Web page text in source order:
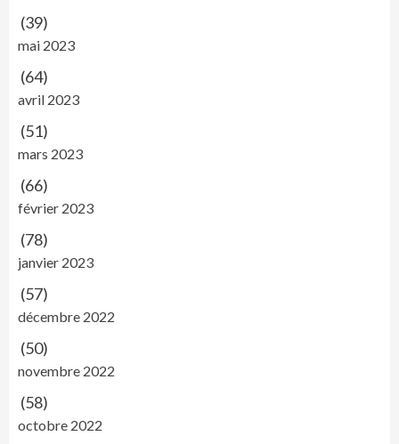
(39)
mai 2023
(64)
avril 2023
(51)
mars 2023
(66)
février 2023
(78)
janvier 2023
(57)
décembre 2022
(50)
novembre 2022
(58)
octobre 2022